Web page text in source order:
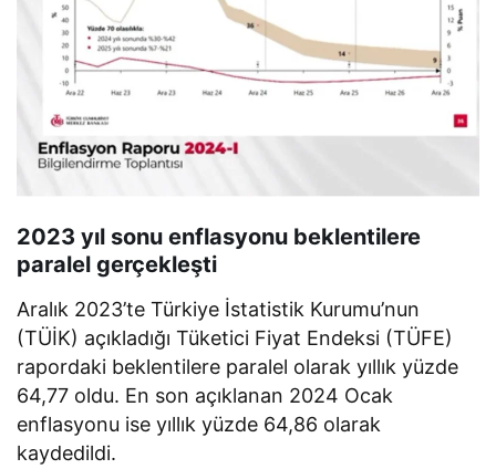
2023 yıl sonu enflasyonu beklentilere
paralel gerçekleşti
Aralık 2023’te Türkiye İstatistik Kurumu’nun
(TÜİK) açıkladığı Tüketici Fiyat Endeksi (TÜFE)
rapordaki beklentilere paralel olarak yıllık yüzde
64,77 oldu. En son açıklanan 2024 Ocak
enflasyonu ise yıllık yüzde 64,86 olarak
kaydedildi.